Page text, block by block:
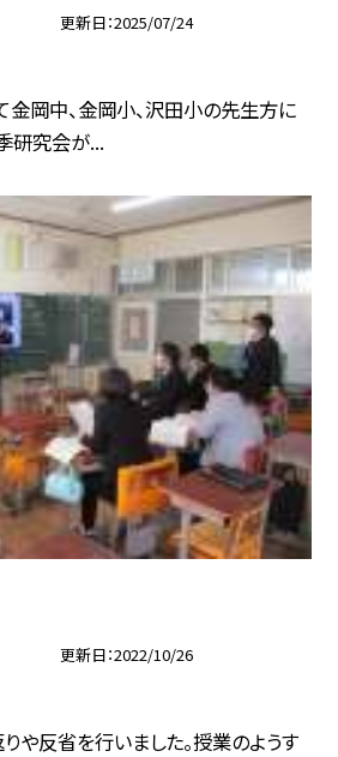
更新日 2025/07/24
岡中、金岡小、沢田小の先生方に
研究会が...
更新日 2022/10/26
や反省を行いました。授業のようす